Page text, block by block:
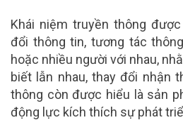
Khái niệm truyền thông
đổi thông tin, tương tác
hoặc nhiều người với nhau,
biết lẫn nhau, thay đổi nhận
thông còn được hiểu là sản
động lực kích thích sự phát